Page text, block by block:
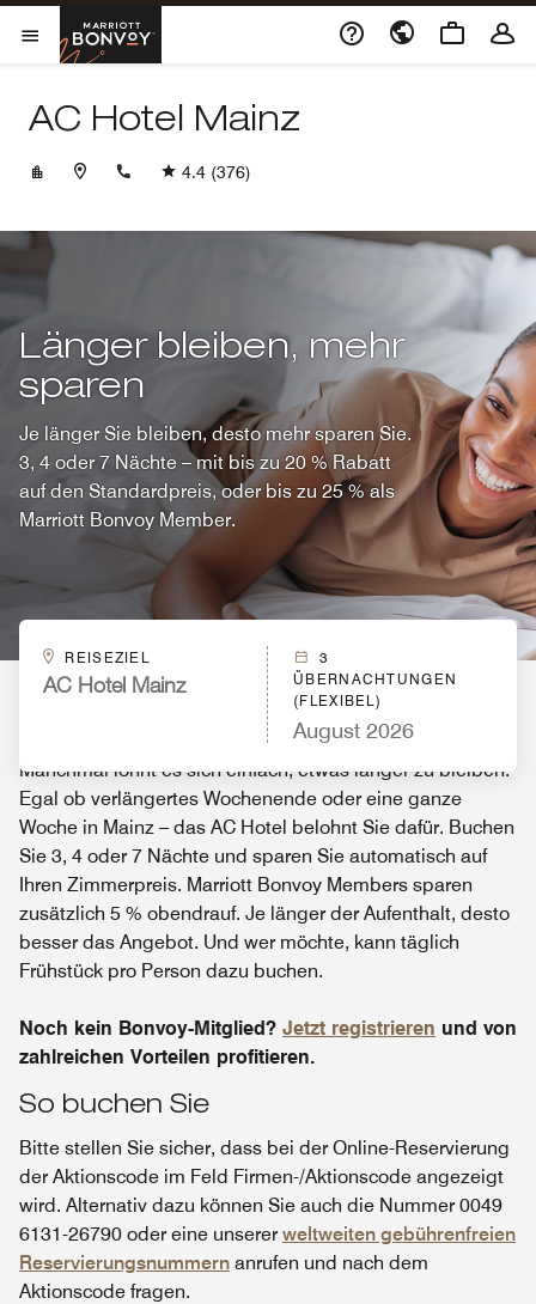
Skip to Content
Menu öffnen
Marriott Bonvoy
AC Hotel Mainz
+49613126790
4.4 (376)
Länger bleiben, mehr
sparen
Je länger Sie bleiben, desto mehr sparen Sie.
3, 4 oder 7 Nächte – mit bis zu 20 % Rabatt
auf den Standardpreis, oder bis zu 25 % als
Marriott Bonvoy Member.
REISEZIEL
AC Hotel Mainz
3
ÜBERNACHTUNGEN
(FLEXIBEL)
August 2026
Manchmal lohnt es sich einfach, etwas länger zu bleiben.
Egal ob verlängertes Wochenende oder eine ganze
Woche in Mainz – das AC Hotel belohnt Sie dafür. Buchen
Sie 3, 4 oder 7 Nächte und sparen Sie automatisch auf
Ihren Zimmerpreis. Marriott Bonvoy Members sparen
zusätzlich 5 % obendrauf. Je länger der Aufenthalt, desto
besser das Angebot. Und wer möchte, kann täglich
Frühstück pro Person dazu buchen.
Noch kein Bonvoy-Mitglied? Jetzt registrieren und von
zahlreichen Vorteilen profitieren.
So buchen Sie
Bitte stellen Sie sicher, dass bei der Online-Reservierung
der Aktionscode im Feld Firmen-/Aktionscode angezeigt
wird. Alternativ dazu können Sie auch die Nummer 0049
6131-26790 oder eine unsererweltweiten gebührenfreien
Reservierungsnummern anrufen und nach dem
Aktionscode fragen.